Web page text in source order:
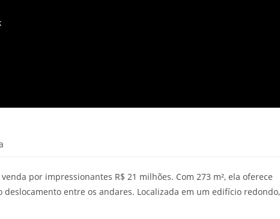
por impressionantes R$ 21 milhões. Com 273 m², ela oferece
entre os andares. Localizada em um edifício redondo,